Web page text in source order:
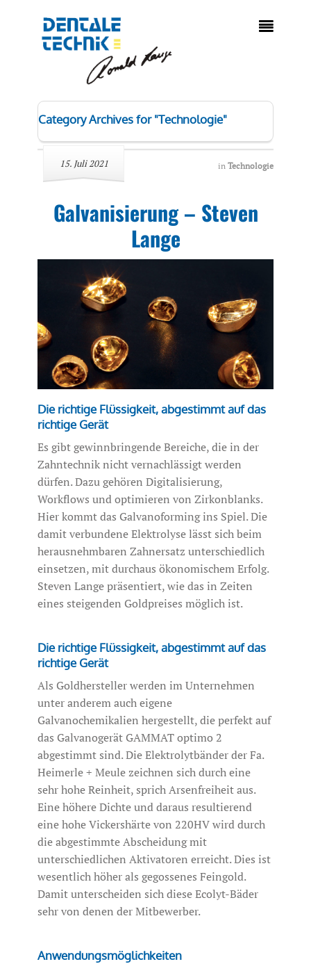

Category Archives for "Technologie"
15. Juli 2021 in Technologie
Galvanisierung – Steven
Lange
Die richtige Flüssigkeit, abgestimmt auf das
richtige Gerät
Es gibt gewinnbringende Bereiche, die in der
Zahntechnik nicht vernachlässigt werden
dürfen. Dazu gehören Digitalisierung,
Workflows und optimieren von Zirkonblanks.
Hier kommt das Galvanoforming ins Spiel. Die
damit verbundene Elektrolyse lässt sich beim
herausnehmbaren Zahnersatz unterschiedlich
einsetzen, mit durchaus ökonomischem Erfolg.
Steven Lange präsentiert, wie das in Zeiten
eines steigenden Goldpreises möglich ist.
Die richtige Flüssigkeit, abgestimmt auf das
richtige Gerät
Als Goldhersteller werden im Unternehmen
unter anderem auch eigene
Galvanochemikalien hergestellt, die perfekt auf
das Galvanogerät GAMMAT optimo 2
abgestimmt sind. Die Elektrolytbänder der Fa.
Heimerle + Meule zeichnen sich durch eine
sehr hohe Reinheit, sprich Arsenfreiheit aus.
Eine höhere Dichte und daraus resultierend
eine hohe Vickershärte von 220HV wird durch
die abgestimmte Abscheidung mit
unterschiedlichen Aktivatoren erreicht. Dies ist
wesentlich höher als gegossenes Feingold.
Damit unterscheiden sich diese Ecolyt-Bäder
sehr von denen der Mitbewerber.
Anwendungsmöglichkeiten